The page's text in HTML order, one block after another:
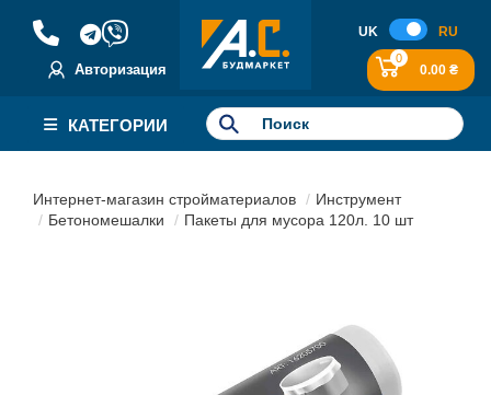
Авторизация
UK RU
0
0.00 ₴
КАТЕГОРИИ
Интернет-магазин стройматериалов
Инструмент
Бетономешалки
Пакеты для мусора 120л. 10 шт